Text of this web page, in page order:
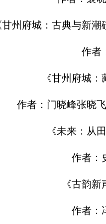
州府城：古典与新
作者
《甘州府城
作者：门晓峰张晓
《未来：从
作者：
《古韵新
作者：